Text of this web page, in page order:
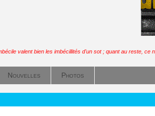
valent bien les imbécillités d'un sot ; quant au reste, ce
Nouvelles Photos